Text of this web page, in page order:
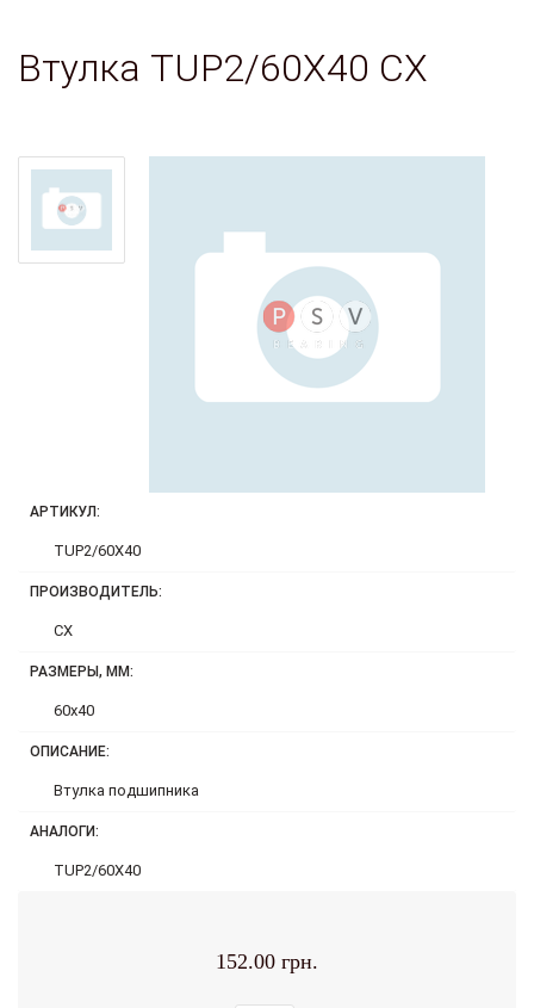
Втулка TUP2/60X40 CX
АРТИКУЛ:
TUP2/60X40
ПРОИЗВОДИТЕЛЬ:
CX
РАЗМЕРЫ, ММ:
60x40
ОПИСАНИЕ:
Втулка подшипника
АНАЛОГИ:
TUP2/60X40
152.00 грн.